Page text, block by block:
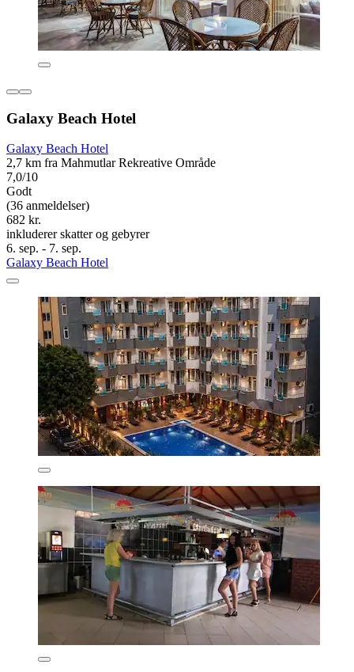
Galaxy Beach Hotel
Galaxy Beach Hotel
2,7 km fra Mahmutlar Rekreative Område
7,0/10
Godt
(36 anmeldelser)
682 kr.
inkluderer skatter og gebyrer
6. sep. - 7. sep.
Galaxy Beach Hotel